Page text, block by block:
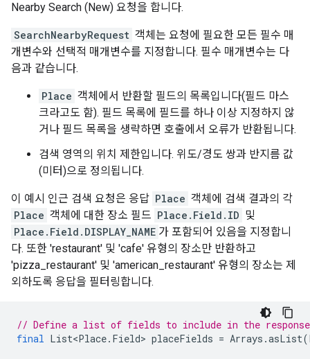
Nearby Search (New) 요청을 합니다.
SearchNearbyRequest 객체는 요청에 필요한 모든 필수 매
개변수와 선택적 매개변수를 지정합니다. 필수 매개변수는 다
음과 같습니다.
Place 객체에서 반환할 필드의 목록입니다(필드 마스
크라고도 함). 필드 목록에 필드를 하나 이상 지정하지 않
거나 필드 목록을 생략하면 호출에서 오류가 반환됩니다.
검색 영역의 위치 제한입니다. 위도/경도 쌍과 반지름 값
(미터)으로 정의됩니다.
이 예시 인근 검색 요청은 응답 Place 객체에 검색 결과의 각
Place 객체에 대한 장소 필드 Place.Field.ID 및
Place.Field.DISPLAY_NAME 가 포함되어 있음을 지정합니
다. 또한 'restaurant' 및 'cafe' 유형의 장소만 반환하고
'pizza_restaurant' 및 'american_restaurant' 유형의 장소는 제
외하도록 응답을 필터링합니다.
// Define a list of fields to include in the response
final List<Place. Field> placeFields = Arrays .asList(